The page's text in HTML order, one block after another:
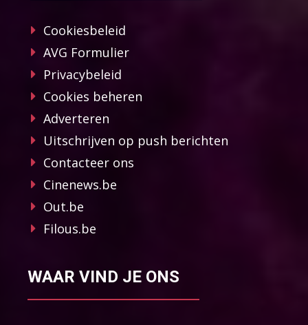
Cookiesbeleid
AVG Formulier
Privacybeleid
Cookies beheren
Adverteren
Uitschrijven op push berichten
Contacteer ons
Cinenews.be
Out.be
Filous.be
WAAR VIND JE ONS